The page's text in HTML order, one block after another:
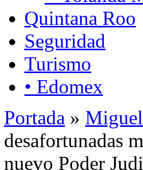
Quintana Roo
Seguridad
Turismo
• Edomex
Portada »
desafortunadas
nuevo Poder